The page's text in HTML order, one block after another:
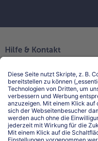
Hilfe & Kontakt
Kontakt
FAQ
Service